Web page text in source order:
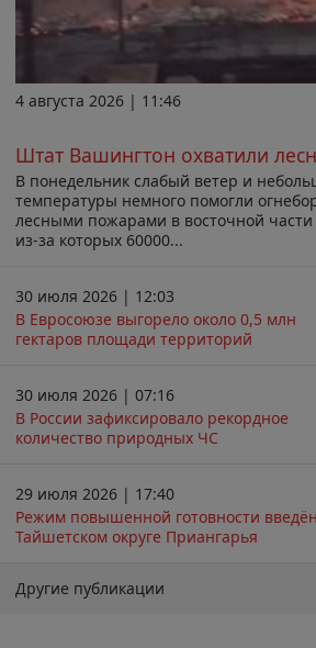
4 августа 2026 | 11:46
Штат Вашингтон охватили
В понедельник слабый ветер и
температуры немного помогли
лесными пожарами в восточной
из-за которых 60000...
30 июля 2026 | 12:03
В Евросоюзе выгорело около 0,5 млн
гектаров площади территорий
30 июля 2026 | 07:16
В России зафиксировало рекордное
количество природных ЧС
29 июля 2026 | 17:40
Режим повышенной готовности
Тайшетском округе Приангарья
Другие публикации